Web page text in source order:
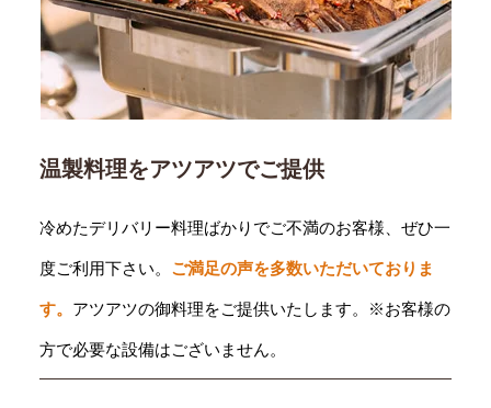
温製料理をアツアツでご提供
冷めたデリバリー料理ばかりでご不満のお客様、ぜひ一
度ご利用下さい。 ご満足の声を多数いただいておりま
す。 アツアツの御料理をご提供いたします。※お客様の
方で必要な設備はございません。